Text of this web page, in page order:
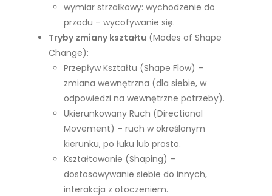
wymiar strzałkowy: wychodzenie do
przodu – wycofywanie się.
Tryby zmiany kształtu (Modes of Shape
Change):
Przepływ Kształtu (Shape Flow) –
zmiana wewnętrzna (dla siebie, w
odpowiedzi na wewnętrzne potrzeby).
Ukierunkowany Ruch (Directional
Movement) – ruch w określonym
kierunku, po łuku lub prosto.
Kształtowanie (Shaping) –
dostosowywanie siebie do innych,
interakcja z otoczeniem.